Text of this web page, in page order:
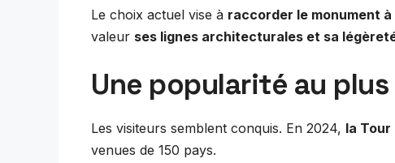
Le choix actuel vise à raccorder le monument
valeur ses lignes architecturales et sa
Une popularité au
Les visiteurs semblent conquis. En 2024, la Tour
venues de 150 pays.